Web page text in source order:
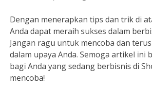
Dengan menerapkan tips dan trik di
Anda dapat meraih sukses dalam
Jangan ragu untuk mencoba dan
dalam upaya Anda. Semoga artikel ini
bagi Anda yang sedang berbisnis di
mencoba!